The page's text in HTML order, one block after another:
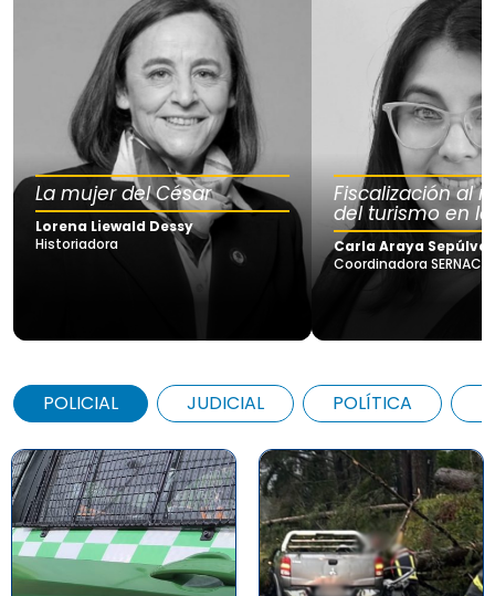
La mujer del César
Lorena Liewald Dessy
Historiadora
Fiscalización al
del turismo en
Carla Araya
Coordinadora SERNAC
POLICIAL JUDICIAL POLÍTICA